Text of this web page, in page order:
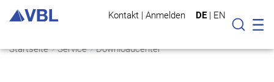
Kontakt | Anmelden DE | EN
Suche
Startseite Service Downloadcenter